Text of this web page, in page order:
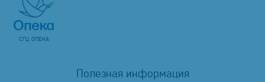
СГЦ ОПЕКА
Полезная информация